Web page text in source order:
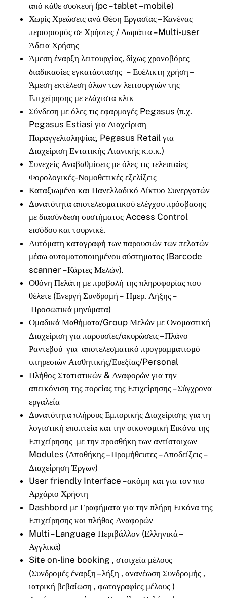
από κάθε συσκευή (pc – tablet – mobile)
Χωρίς Χρεώσεις ανά Θέση Εργασίας – Κανένας
περιορισμός σε Χρήστες / Δωμάτια – Multi-user
Άδεια Χρήσης
Άμεση έναρξη λειτουργίας, δίχως χρονοβόρες
διαδικασίες εγκατάστασης – Ευέλικτη χρήση –
Άμεση εκτέλεση όλων των λειτουργιών της
Επιχείρησης με ελάχιστα κλικ
Σύνδεση με όλες τις εφαρμογές Pegasus (π.χ.
Pegasus Estiasi για Διαχείριση
Παραγγελιοληψίας, Pegasus Retail για
Διαχείριση Εντατικής Λιανικής κ.ο.κ.)
Συνεχείς Αναβαθμίσεις με όλες τις τελευταίες
Φορολογικές-Νομοθετικές εξελίξεις
Καταξιωμένο και Πανελλαδικό Δίκτυο Συνεργατών
Δυνατότητα αποτελεσματικού ελέγχου πρόσβασης
με διασύνδεση συστήματος Access Control
εισόδου και τουρνικέ.
Αυτόματη καταγραφή των παρουσιών των πελατών
μέσω αυτοματοποιημένου σύστηματος (Barcode
scanner – Κάρτες Μελών).
Οθόνη Πελάτη με προβολή της πληροφορίας που
θέλετε (Ενεργή Συνδρομή – Ημερ. Λήξης –
Προσωπικά μηνύματα)
Ομαδικά Μαθήματα/Group Μελών με Ονομαστική
Διαχείριση για παρουσίες/ακυρώσεις – Πλάνο
Ραντεβού για αποτελεσματικό προγραμματισμό
υπηρεσιών Αισθητικής/Ευεξίας/Personal
Πλήθος Στατιστικών & Αναφορών για την
απεικόνιση της πορείας της Επιχείρησης – Σύγχρονα
εργαλεία
Δυνατότητα πλήρους Εμπορικής Διαχείρισης για τη
λογιστική εποπτεία και την οικονομική Εικόνα της
Επιχείρησης με την προσθήκη των αντίστοιχων
Modules (Αποθήκης – Προμήθευτες – Αποδείξεις –
Διαχείρηση Έργων)
User friendly Interface – ακόμη και για τον πιο
Αρχάριο Χρήστη
Dashbord με Γραφήματα για την πλήρη Εικόνα της
Επιχείρησης και πλήθος Αναφορών
Multi – Language Περιβάλλον (Ελληνικά –
Αγγλικά)
Site on-line booking , στοιχεία μέλους
(Συνδρομές έναρξη – λήξη , ανανέωση Συνδρομής ,
ιατρική βεβαίωση , φωτογραφίες μέλους )